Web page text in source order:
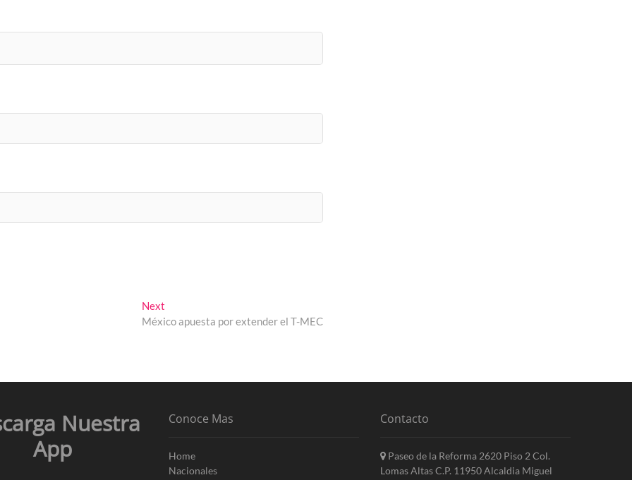
Next
post:
México apuesta por extender el T-MEC
Nuestra
App
Conoce Mas
Home
Nacionales
Contacto
Paseo de la Reforma 2620 Piso 2 Col.
Lomas Altas C.P. 11950 Alcaldia Miguel